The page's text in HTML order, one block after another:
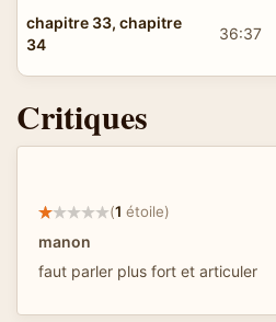
chapitre 33, chapitre
34
36:37
Critiques
(1 étoile)
manon
faut parler plus fort et articuler